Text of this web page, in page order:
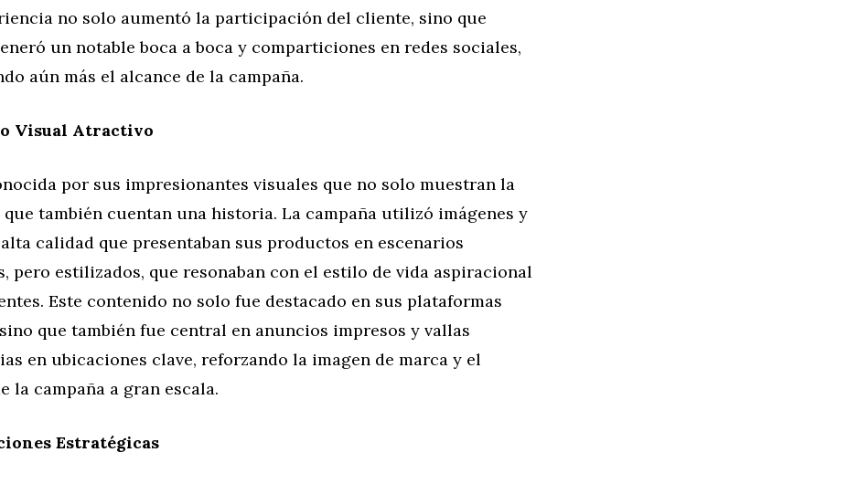
no solo aumentó la participación del cliente, sino que
un notable boca a boca y comparticiones en redes sociales,
aún más el alcance de la campaña.
Visual Atractivo
por sus impresionantes visuales que no solo muestran la
también cuentan una historia. La campaña utilizó imágenes y
calidad que presentaban sus productos en escenarios
pero estilizados, que resonaban con el estilo de vida aspiracional
Este contenido no solo fue destacado en sus plataformas
que también fue central en anuncios impresos y vallas
en ubicaciones clave, reforzando la imagen de marca y el
la campaña a gran escala.
Estratégicas